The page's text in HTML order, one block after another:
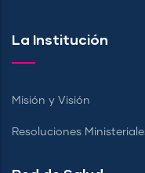
La Institución
Misión y Visión
Resoluciones